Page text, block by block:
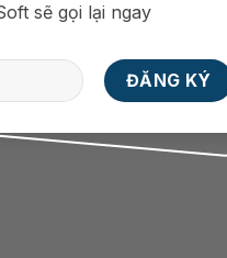
sẽ gọi lại ngay